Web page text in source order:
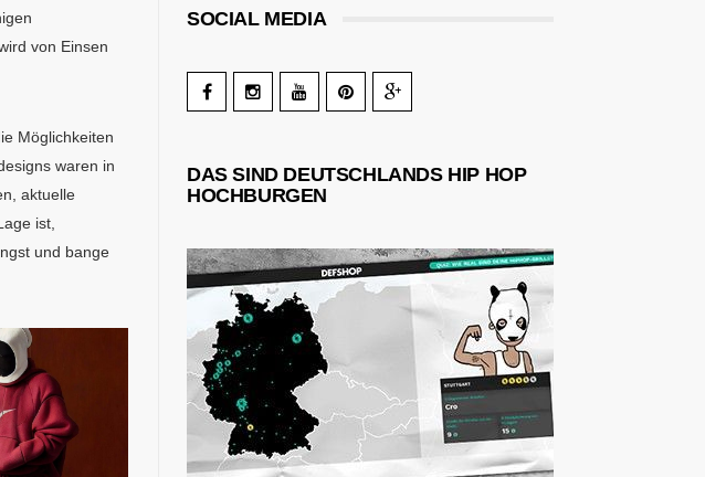
von Einsen
Möglichkeiten
waren in
aktuelle
ist,
und bange
SOCIAL MEDIA
DAS SIND DEUTSCHLANDS HIP HOP
HOCHBURGEN